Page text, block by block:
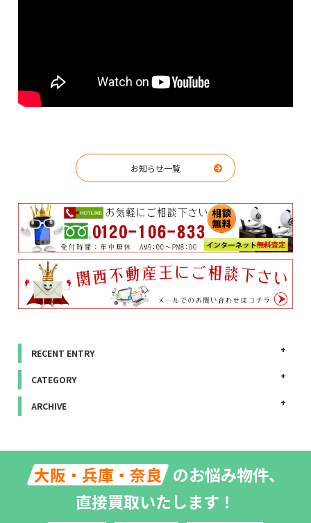
お知らせ一覧
RECENT ENTRY
CATEGORY
ARCHIVE
大阪・兵庫・奈良 のお悩み物件、
直接買取いたします！